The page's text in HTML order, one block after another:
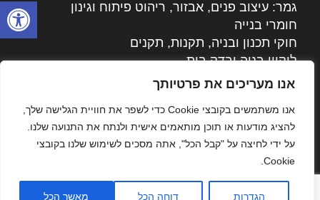
פתח
אנו מעריכים את פרטיותך
אנו משתמשים בקובצי Cookie כדי לשפר את חוויית הגלישה שלך,
להציג מודעות או תוכן מותאמים אישית ולנתח את התנועה שלנו.
על ידי לחיצה על "קבל הכל", אתה מסכים לשימוש שלנו בקובצי
Cookie.
הגדרות דוחה הכל מאשר הכל
גמר: עיצוב פנים, אבזור, ריהוט פיתוח וגינון
חומרי בנייה
חוקי תכנון ובניה, תקנות, תקנים
ליקויי בניה ובדק בית
נדל"ן: זכויות, אגרות ועסקאות
עקרונות ניהול אחזקה מתקדמות
צילום אדריכלי
שיווק נדלן
שיטות בניה: מפרטים והמלצות
תוכן שיווקי